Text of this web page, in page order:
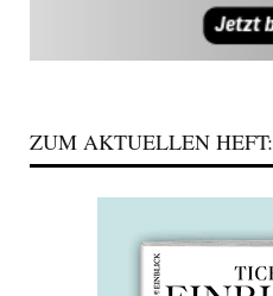
ZUM AKTUELLEN HEFT: